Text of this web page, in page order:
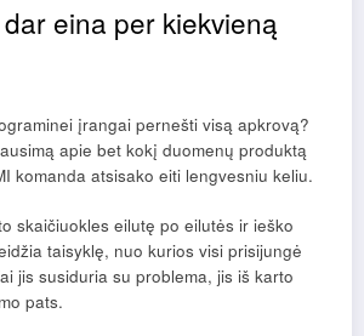
eina per kiekvieną
įrangai pernešti visą apkrovą?
apie bet kokį duomenų produktą
komanda atsisako eiti lengvesniu keliu.
skaičiuokles eilutę po eilutės ir ieško
taisyklę, nuo kurios visi prisijungė
jis susiduria su problema, jis iš karto
pats.